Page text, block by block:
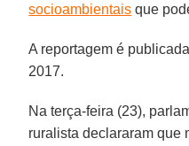
socioambientais que
A reportagem é
2017.
Na terça-feira (23),
ruralista declararam que